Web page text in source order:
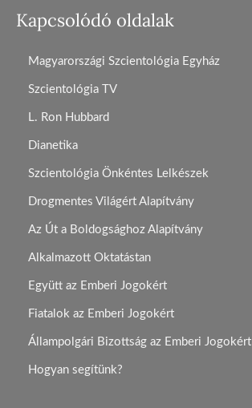
Kapcsolódó oldalak
Magyarországi Szcientológia Egyház
Szcientológia TV
L. Ron Hubbard
Dianetika
Szcientológia Önkéntes Lelkészek
Drogmentes Világért Alapítvány
Az Út a Boldogsághoz Alapítvány
Alkalmazott Oktatástan
Együtt az Emberi Jogokért
Fiatalok az Emberi Jogokért
Állampolgári Bizottság az Emberi Jogokért
Hogyan segítünk?